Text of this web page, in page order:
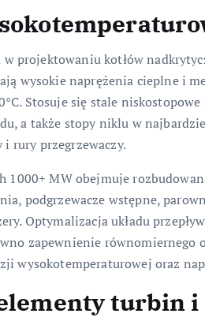
projektowaniu kotłów
wysokie naprężenia cieplne i
Stosuje się stale
a także stopy niklu w
rury przegrzewaczy.
1000+ MW obejmuje
podgrzewacze wstępne,
Optymalizacja układu
zapewnienie równomiernego
wysokotemperaturowej oraz
turbin i